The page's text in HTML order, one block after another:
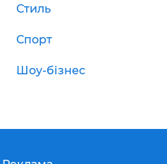
Стиль
Спорт
Шоу-бізнес